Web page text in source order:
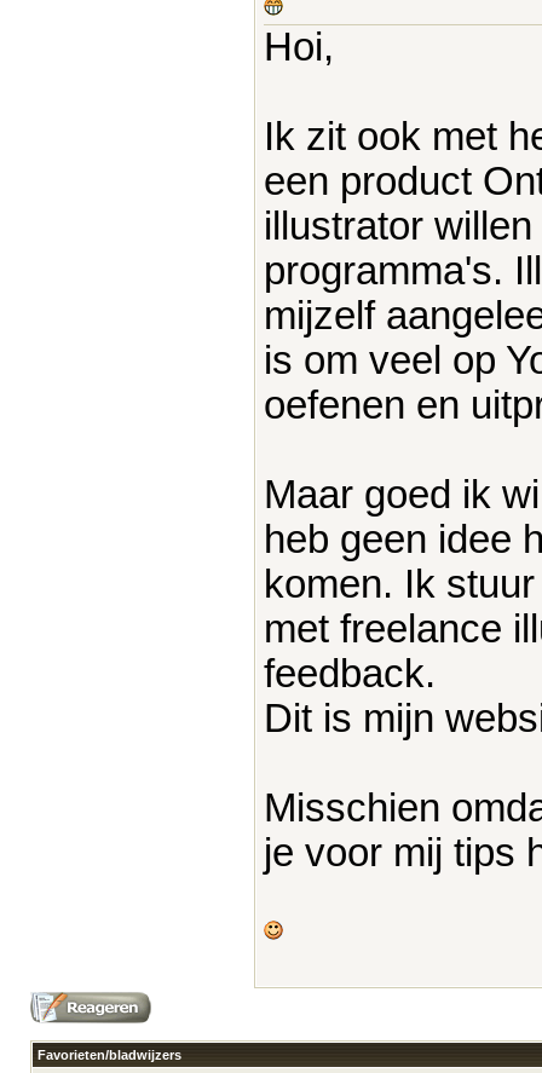
Hoi,
Ik zit ook met
een product
illustrator
programma's.
mijzelf
is om veel op
oefenen en
Maar goed ik
heb geen idee
komen. Ik
met freelance
feedback.
Dit is mijn
Misschien
je voor mij tips
Favorieten/bladwijzers